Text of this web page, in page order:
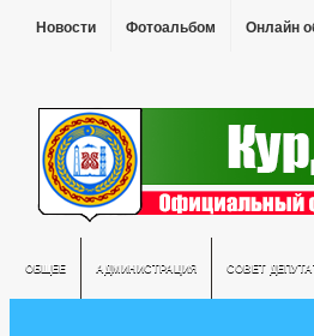
Новости Фотоальбом Онлайн
ОБЩЕЕ АДМИНИСТРАЦИЯ СОВЕТ